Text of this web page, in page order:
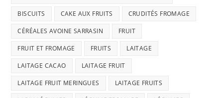
BISCUITS CAKE AUX FRUITS CRUDITÉS FROMAGE
CÉRÉALES AVOINE SARRASIN FRUIT
FRUIT ET FROMAGE FRUITS LAITAGE
LAITAGE CACAO LAITAGE FRUIT
LAITAGE FRUIT MERINGUES LAITAGE FRUITS